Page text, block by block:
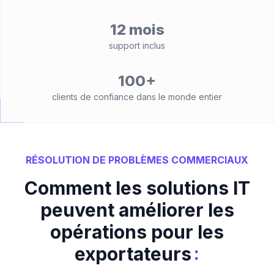
12 mois
support inclus
100+
clients de confiance dans le monde entier
RÉSOLUTION DE PROBLÈMES COMMERCIAUX
Comment les solutions IT
peuvent améliorer les
opérations pour les
exportateurs: